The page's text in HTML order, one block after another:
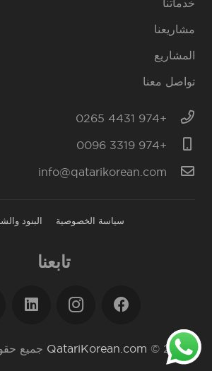
خدماتنا
مشاريعنا
المشاريع
تواصل معنا
+974 4431 0265
+974 3319 0096
info@qatarikorean.com
سياسة الخصوصية البنود
تابعنا
2023 ©
QatariKorean.com جميع